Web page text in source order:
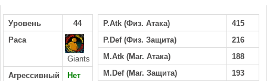
Уровень
44
Раса
Giants
Агрессивный
Нет
P.Atk (Физ. Атака)
415
P.Def (Физ. Защита)
216
M.Atk (Маг. Атака)
188
M.Def (Маг. Защита)
193